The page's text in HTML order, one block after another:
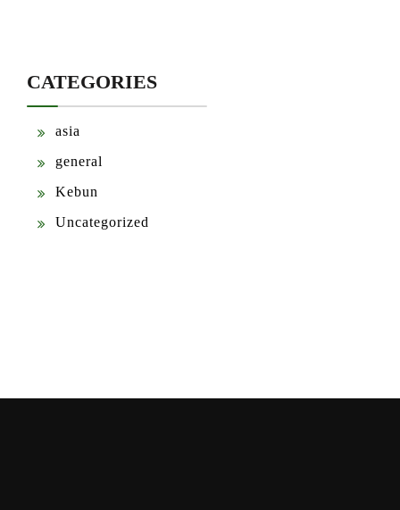
CATEGORIES
asia
general
Kebun
Uncategorized